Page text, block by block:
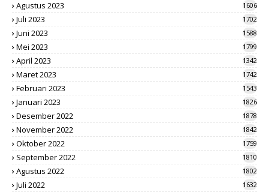
Agustus 2023 1606
Juli 2023 1702
Juni 2023 1588
Mei 2023 1799
April 2023 1342
Maret 2023 1742
Februari 2023 1543
Januari 2023 1826
Desember 2022 1878
November 2022 1842
Oktober 2022 1759
September 2022 1810
Agustus 2022 1802
Juli 2022 1632